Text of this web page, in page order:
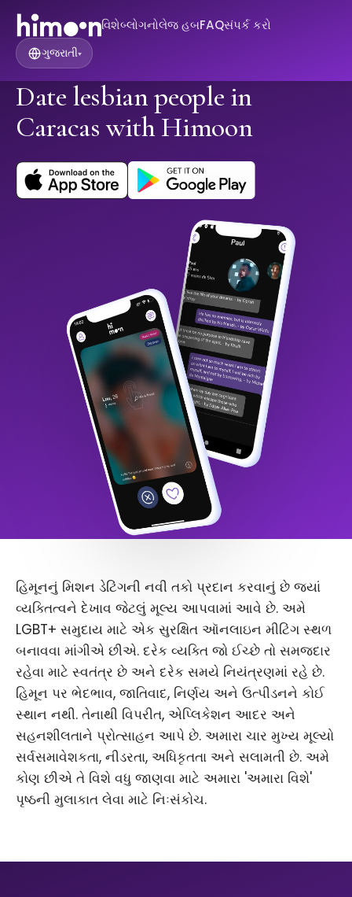
વિશેબ્લોગનોલેજ હબFAQસંપર્ક કરો
ગુજરાતી▾
Date lesbian people in
Caracas with Himoon
હિમૂનનું મિશન ડેટિંગની નવી તકો પ્રદાન કરવાનું છે જ્યાં
વ્યક્તિત્વને દેખાવ જેટલું મૂલ્ય આપવામાં આવે છે. અમે
LGBT+ સમુદાય માટે એક સુરક્ષિત ઑનલાઇન મીટિંગ સ્થળ
બનાવવા માંગીએ છીએ. દરેક વ્યક્તિ જો ઈચ્છે તો સમજદાર
રહેવા માટે સ્વતંત્ર છે અને દરેક સમયે નિયંત્રણમાં રહે છે.
હિમૂન પર ભેદભાવ, જાતિવાદ, નિર્ણય અને ઉત્પીડનને કોઈ
સ્થાન નથી. તેનાથી વિપરીત, એપ્લિકેશન આદર અને
સહનશીલતાને પ્રોત્સાહન આપે છે. અમારા ચાર મુખ્ય મૂલ્યો
સર્વસમાવેશકતા, નીડરતા, અધિકૃતતા અને સલામતી છે. અમે
કોણ છીએ તે વિશે વધુ જાણવા માટે અમારા 'અમારા વિશે'
પૃષ્ઠની મુલાકાત લેવા માટે નિઃસંકોચ.